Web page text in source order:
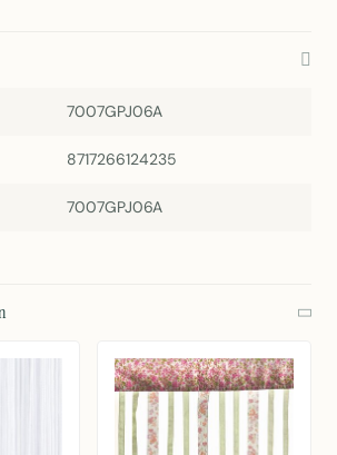
7007GPJ06A
8717266124235
7007GPJ06A